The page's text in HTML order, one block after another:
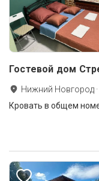
Гостевой дом
Нижний Новгород ·
Кровать в общем